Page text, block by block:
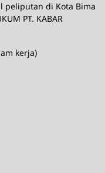
peliputan di Kota Bima
PT. KABAR
kerja)